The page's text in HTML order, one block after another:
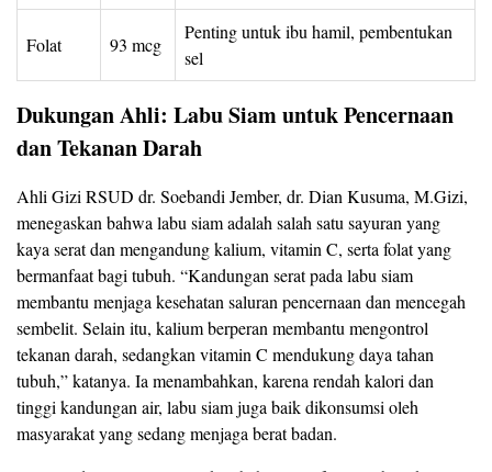
Folat 93 mcg
Penting untuk ibu hamil, pembentukan
sel
Dukungan Ahli: Labu Siam untuk Pencernaan
dan Tekanan Darah
Ahli Gizi RSUD dr. Soebandi Jember, dr. Dian Kusuma, M.Gizi,
menegaskan bahwa labu siam adalah salah satu sayuran yang
kaya serat dan mengandung kalium, vitamin C, serta folat yang
bermanfaat bagi tubuh. “Kandungan serat pada labu siam
membantu menjaga kesehatan saluran pencernaan dan mencegah
sembelit. Selain itu, kalium berperan membantu mengontrol
tekanan darah, sedangkan vitamin C mendukung daya tahan
tubuh,” katanya. Ia menambahkan, karena rendah kalori dan
tinggi kandungan air, labu siam juga baik dikonsumsi oleh
masyarakat yang sedang menjaga berat badan.